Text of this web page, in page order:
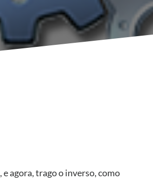
, e agora, trago o inverso, como